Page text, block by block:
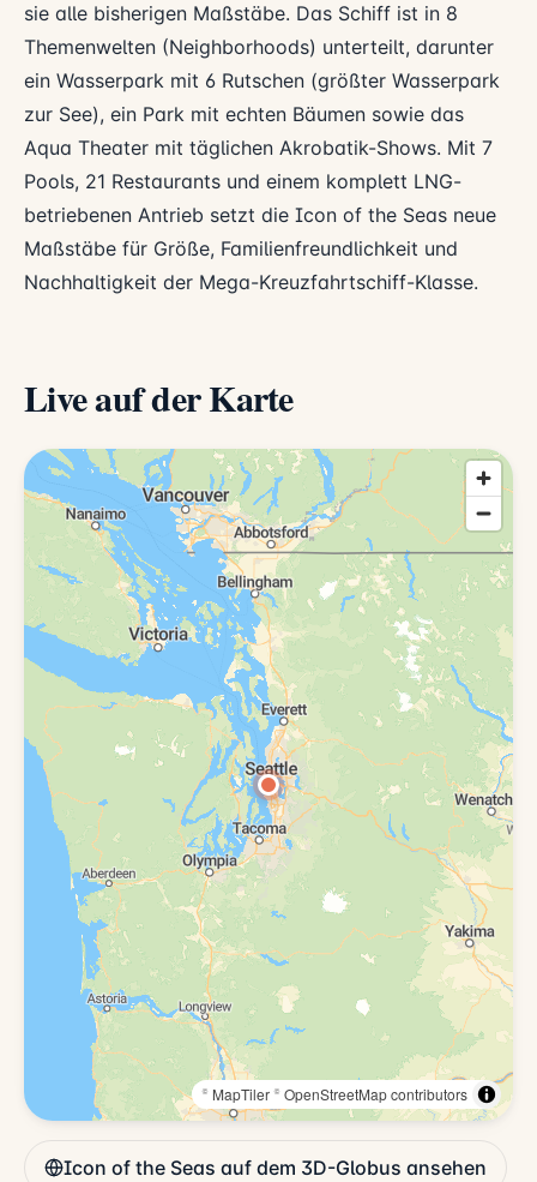
sie alle bisherigen Maßstäbe. Das Schiff ist in 8
Themenwelten (Neighborhoods) unterteilt, darunter
ein Wasserpark mit 6 Rutschen (größter Wasserpark
zur See), ein Park mit echten Bäumen sowie das
Aqua Theater mit täglichen Akrobatik-Shows. Mit 7
Pools, 21 Restaurants und einem komplett LNG-
betriebenen Antrieb setzt die Icon of the Seas neue
Maßstäbe für Größe, Familienfreundlichkeit und
Nachhaltigkeit der Mega-Kreuzfahrtschiff-Klasse.
Live auf der Karte
© MapTiler© OpenStreetMap contributors
Icon of the Seas auf dem 3D-Globus ansehen